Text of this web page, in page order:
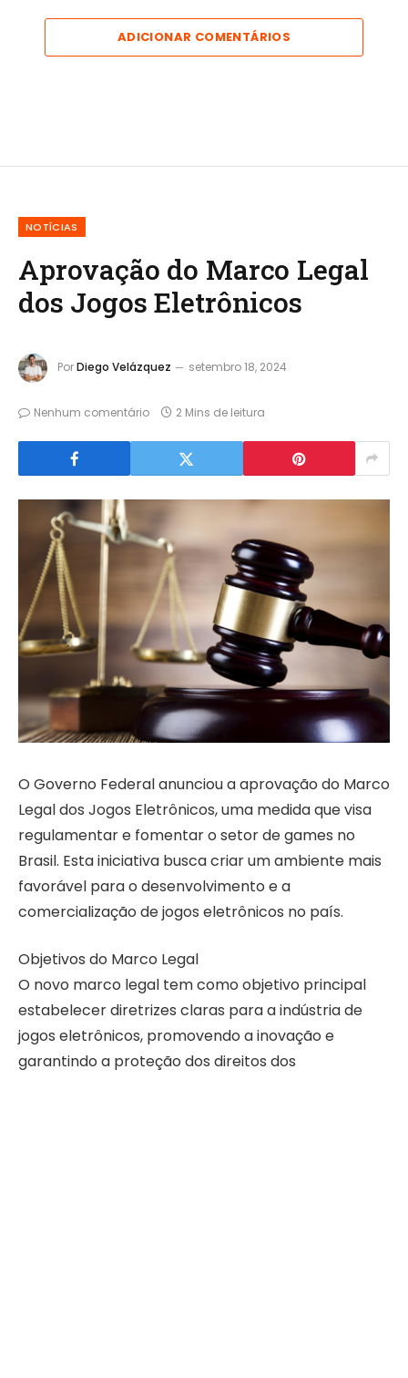
ADICIONAR COMENTÁRIOS
NOTÍCIAS
Aprovação do Marco Legal
dos Jogos Eletrônicos
PorDiego Velázquez setembro 18, 2024
Nenhum comentário 2 Mins de leitura
O Governo Federal anunciou a aprovação do Marco
Legal dos Jogos Eletrônicos, uma medida que visa
regulamentar e fomentar o setor de games no
Brasil. Esta iniciativa busca criar um ambiente mais
favorável para o desenvolvimento e a
comercialização de jogos eletrônicos no país.
Objetivos do Marco Legal
O novo marco legal tem como objetivo principal
estabelecer diretrizes claras para a indústria de
jogos eletrônicos, promovendo a inovação e
garantindo a proteção dos direitos dos